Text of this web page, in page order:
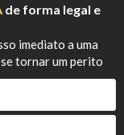
de forma legal e
imediato a uma
tornar um perito